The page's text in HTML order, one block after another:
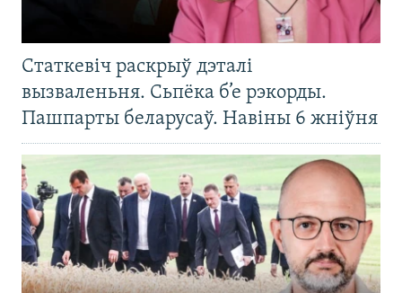
Статкевіч раскрыў дэталі
вызваленьня. Сьпёка б’е рэкорды.
Пашпарты беларусаў. Навіны 6 жніўня